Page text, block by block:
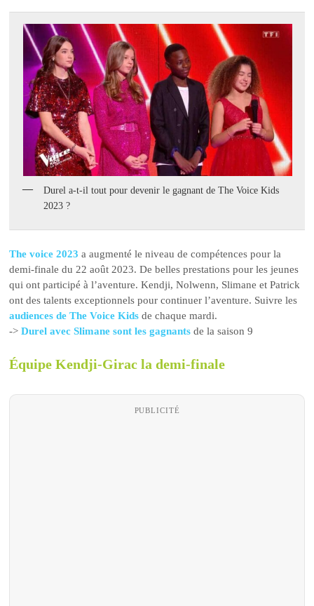
Durel a-t-il tout pour devenir le gagnant de The Voice Kids
2023 ?
The voice 2023 a augmenté le niveau de compétences pour la
demi-finale du 22 août 2023. De belles prestations pour les jeunes
qui ont participé à l’aventure. Kendji, Nolwenn, Slimane et Patrick
ont des talents exceptionnels pour continuer l’aventure. Suivre les
audiences de The Voice Kids de chaque mardi.
->Durel avec Slimane sont les gagnants de la saison 9
Équipe Kendji-Girac la demi-finale
PUBLICITÉ